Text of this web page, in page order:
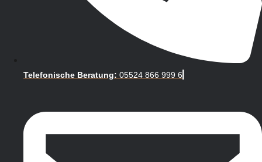
Telefonische Beratung: 05524 866 999 6